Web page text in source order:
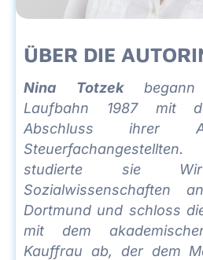
ÜBER DIE
Nina Totzekbegann
Laufbahn 1987 mit
Abschluss ihrer
studierte sie
Sozialwissenschaften
Dortmund und schloss
mit dem
Kauffrau ab, der dem